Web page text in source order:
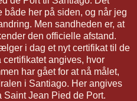
både her på siden, og når jeg
Men sandheden er, at
den officielle afstand.
i dag et nyt certifikat til de
angives, hvor
har gået for at nå målet,
i Santiago. Her angives
Saint Jean Pied de Port.